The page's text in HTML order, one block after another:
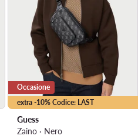
extra -10% Codice: LAST
Occasione
Guess
Zaino · Nero